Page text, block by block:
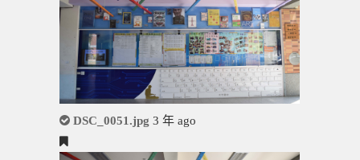
DSC_0051.jpg 3 年 ago